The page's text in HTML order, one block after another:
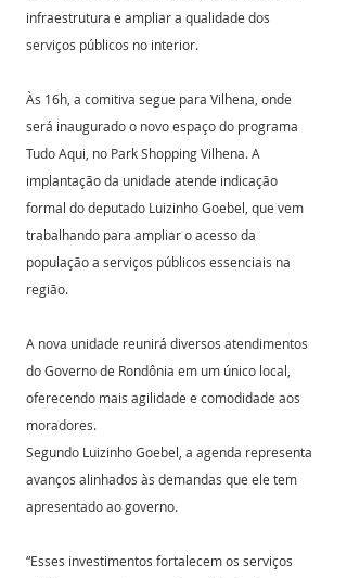
infraestrutura e ampliar a qualidade dos
serviços públicos no interior.
Às 16h, a comitiva segue para Vilhena, onde
será inaugurado o novo espaço do programa
Tudo Aqui, no Park Shopping Vilhena. A
implantação da unidade atende indicação
formal do deputado Luizinho Goebel, que vem
trabalhando para ampliar o acesso da
população a serviços públicos essenciais na
região.
A nova unidade reunirá diversos atendimentos
do Governo de Rondônia em um único local,
oferecendo mais agilidade e comodidade aos
moradores.
Segundo Luizinho Goebel, a agenda representa
avanços alinhados às demandas que ele tem
apresentado ao governo.
“Esses investimentos fortalecem os serviços